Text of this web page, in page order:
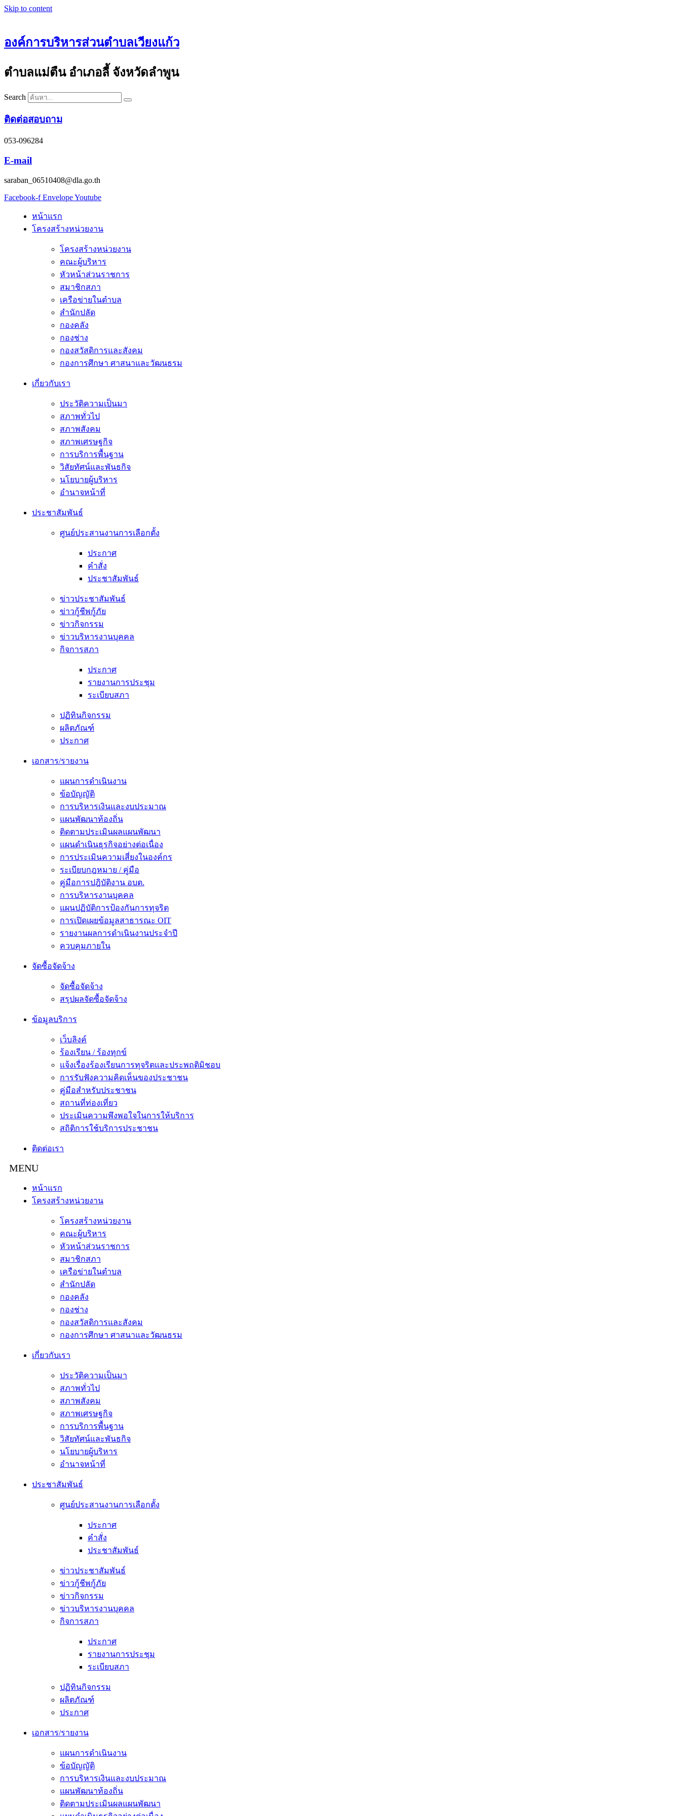
Skip to content
องค์การบริหารส่วนตำบลเวียงแก้ว
ตำบลแม่ตืน อำเภอลี้ จังหวัดลำพูน
Search
ติดต่อสอบถาม
053-096284
E-mail
saraban_06510408@dla.go.th
Facebook-f EnvelopeYoutube
หน้าแรก
โครงสร้างหน่วยงาน
โครงสร้างหน่วยงาน
คณะผู้บริหาร
หัวหน้าส่วนราชการ
สมาชิกสภา
เครือข่ายในตำบล
สำนักปลัด
กองคลัง
กองช่าง
กองสวัสดิการและสังคม
กองการศึกษา ศาสนาและวัฒนธรม
เกี่ยวกับเรา
ประวัติความเป็นมา
สภาพทั่วไป
สภาพสังคม
สภาพเศรษฐกิจ
การบริการพื้นฐาน
วิสัยทัศน์และพันธกิจ
นโยบายผู้บริหาร
อํานาจหน้าที่
ประชาสัมพันธ์
ศูนย์ประสานงานการเลือกตั้ง
ประกาศ
คำสั่ง
ประชาสัมพันธ์
ข่าวประชาสัมพันธ์
ข่าวกู้ชีพกู้ภัย
ข่าวกิจกรรม
ข่าวบริหารงานบุคคล
กิจการสภา
ประกาศ
รายงานการประชุม
ระเบียบสภา
ปฏิทินกิจกรรม
ผลิตภัณฑ์
ประกาศ
เอกสาร/รายงาน
แผนการดำเนินงาน
ข้อบัญญัติ
การบริหารเงินและงบประมาณ
แผนพัฒนาท้องถิ่น
ติดตามประเมินผลแผนพัฒนา
แผนดำเนินธุรกิจอย่างต่อเนื่อง
การประเมินความเสี่ยงในองค์กร
ระเบียบกฎหมาย / คู่มือ
คู่มือการปฎิบัติงาน อบต.
การบริหารงานบุคคล
แผนปฏิบัติการป้องกันการทุจริต
การเปิดเผยข้อมูลสาธารณะ OIT
รายงานผลการดำเนินงานประจำปี
ควบคุมภายใน
จัดซื้อจัดจ้าง
จัดซื้อจัดจ้าง
สรุปผลจัดซื้อจัดจ้าง
ข้อมูลบริการ
เว็บลิงค์
ร้องเรียน / ร้องทุกข์
แจ้งเรื่องร้องเรียนการทุจริตและประพฤติมิชอบ
การรับฟังความคิดเห็นของประชาชน
คู่มือสำหรับประชาชน
สถานที่ท่องเที่ยว
ประเมินความพึงพอใจในการให้บริการ
สถิติการใช้บริการประชาชน
ติดต่อเรา
หน้าแรก
โครงสร้างหน่วยงาน
โครงสร้างหน่วยงาน
คณะผู้บริหาร
หัวหน้าส่วนราชการ
สมาชิกสภา
เครือข่ายในตำบล
สำนักปลัด
กองคลัง
กองช่าง
กองสวัสดิการและสังคม
กองการศึกษา ศาสนาและวัฒนธรม
เกี่ยวกับเรา
ประวัติความเป็นมา
สภาพทั่วไป
สภาพสังคม
สภาพเศรษฐกิจ
การบริการพื้นฐาน
วิสัยทัศน์และพันธกิจ
นโยบายผู้บริหาร
อํานาจหน้าที่
ประชาสัมพันธ์
ศูนย์ประสานงานการเลือกตั้ง
ประกาศ
คำสั่ง
ประชาสัมพันธ์
ข่าวประชาสัมพันธ์
ข่าวกู้ชีพกู้ภัย
ข่าวกิจกรรม
ข่าวบริหารงานบุคคล
กิจการสภา
ประกาศ
รายงานการประชุม
ระเบียบสภา
ปฏิทินกิจกรรม
ผลิตภัณฑ์
ประกาศ
เอกสาร/รายงาน
แผนการดำเนินงาน
ข้อบัญญัติ
การบริหารเงินและงบประมาณ
แผนพัฒนาท้องถิ่น
ติดตามประเมินผลแผนพัฒนา